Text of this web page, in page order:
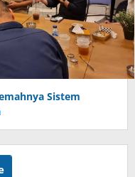
Sistem